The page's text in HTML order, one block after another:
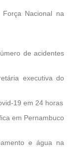
Nacional na
de acidentes
executiva do
19 em 24 horas
em Pernambuco
e água na